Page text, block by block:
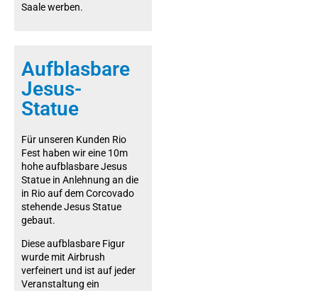
Saale werben.
Aufblasbare
Jesus-
Statue
Für unseren Kunden Rio
Fest haben wir eine 10m
hohe aufblasbare Jesus
Statue in Anlehnung an die
in Rio auf dem Corcovado
stehende Jesus Statue
gebaut.
Diese aufblasbare Figur
wurde mit Airbrush
verfeinert und ist auf jeder
Veranstaltung ein